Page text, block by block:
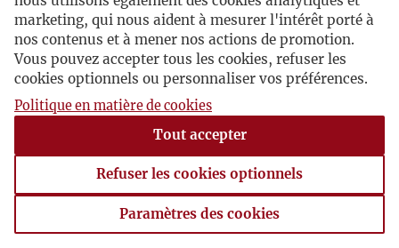
marketing, qui nous aident à mesurer l'intérêt porté à
nos contenus et à mener nos actions de promotion.
Vous pouvez accepter tous les cookies, refuser les
cookies optionnels ou personnaliser vos préférences.
Politique en matière de cookies
Tout accepter
Refuser les cookies optionnels
Paramètres des cookies
Paramètres des cookies